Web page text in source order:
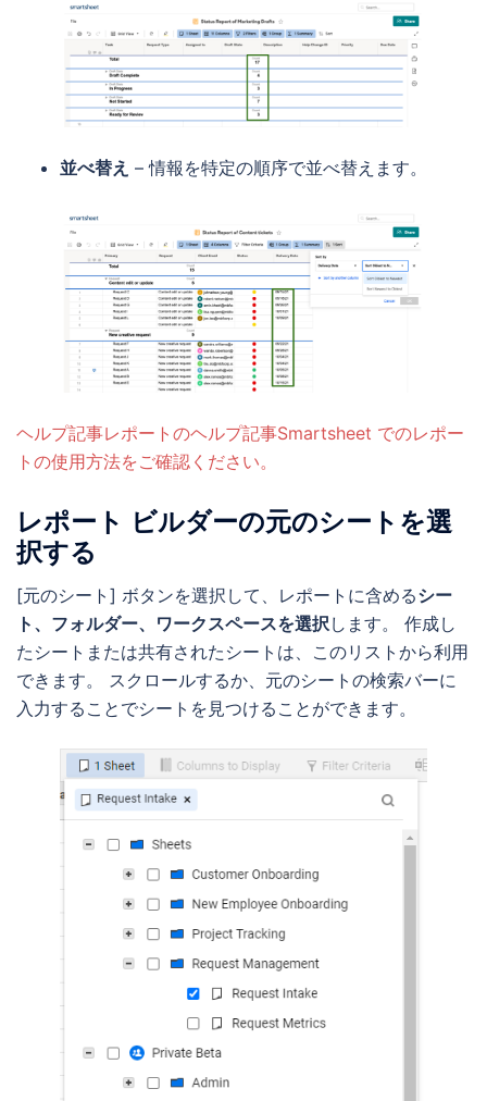
並べ替え – 情報を特定の順序で並べ替えます。
ヘルプ記事レポートのヘルプ記事Smartsheet でのレポー
トの使用方法をご確認ください。
レポート ビルダーの元のシートを選
択する
[元のシート] ボタンを選択して、レポートに含めるシー
ト、フォルダー、ワークスペースを選択 します。 作成し
たシートまたは共有されたシートは、このリストから利用
できます。 スクロールするか、元のシートの検索バーに
入力することでシートを見つけることができます。